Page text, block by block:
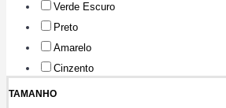
Verde Escuro
Preto
Amarelo
Cinzento
TAMANHO